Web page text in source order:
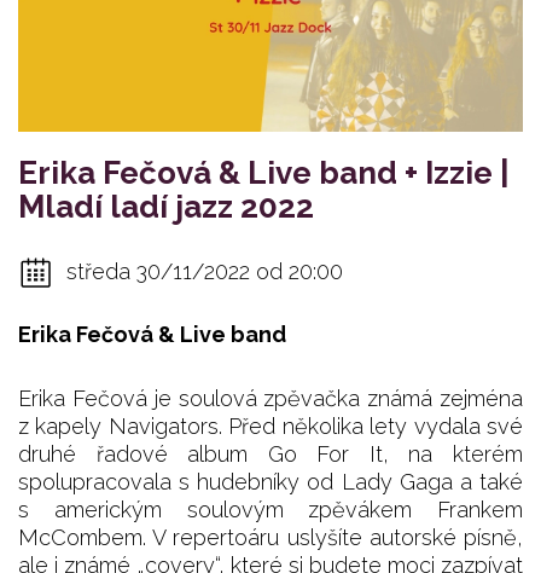
Erika Fečová & Live band + Izzie |
Mladí ladí jazz 2022
středa 30/11/2022 od 20:00
Erika Fečová & Live band
Erika Fečová je soulová zpěvačka známá zejména
z kapely Navigators. Před několika lety vydala své
druhé řadové album Go For It, na kterém
spolupracovala s hudebníky od Lady Gaga a také
s americkým soulovým zpěvákem Frankem
McCombem. V repertoáru uslyšíte autorské písně,
ale i známé „covery“, které si budete moci zazpívat